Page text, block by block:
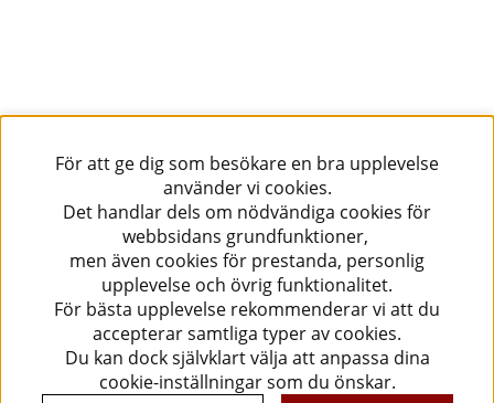
För att ge dig som besökare en bra upplevelse
använder vi cookies.
Det handlar dels om nödvändiga cookies för
webbsidans grundfunktioner,
men även cookies för prestanda, personlig
upplevelse och övrig funktionalitet.
För bästa upplevelse rekommenderar vi att du
accepterar samtliga typer av cookies.
Du kan dock självklart välja att anpassa dina
cookie-inställningar som du önskar.